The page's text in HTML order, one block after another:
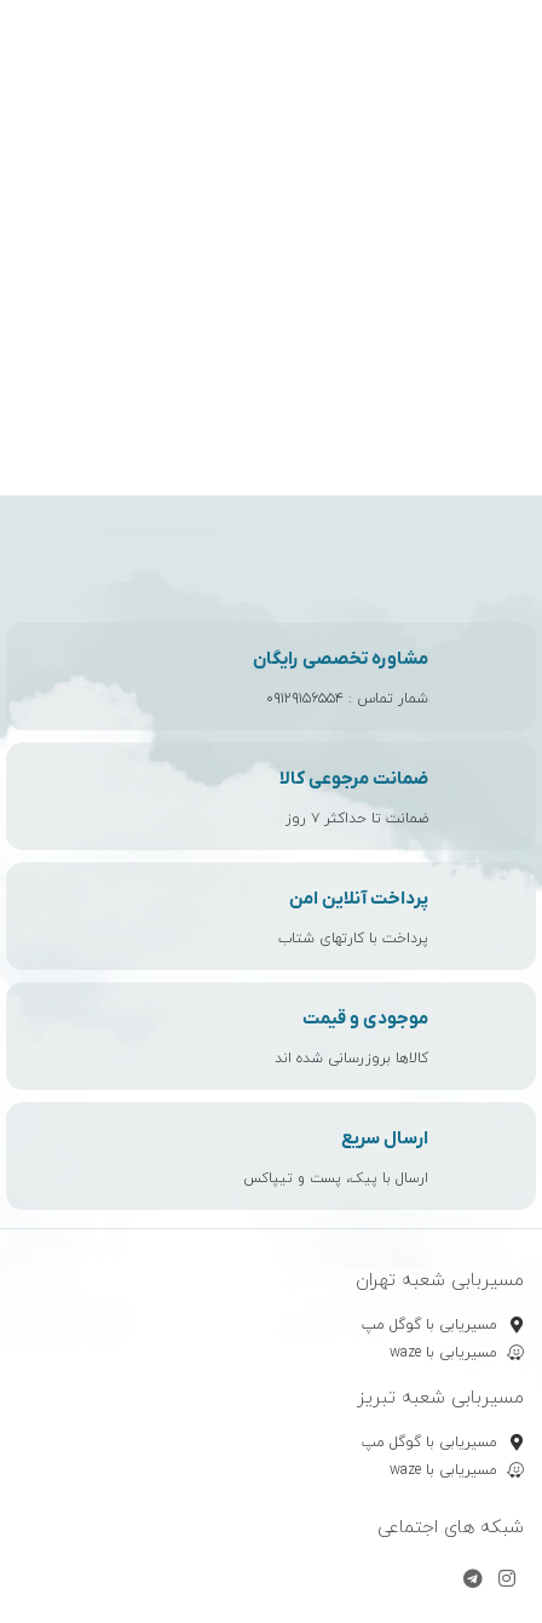
مشاوره تخصصی رایگان
شمار تماس : ۰۹۱۲۹۱۵۶۵۵۴
ضمانت مرجوعی کالا
ضمانت تا حداکثر ۷ روز
پرداخت آنلاین امن
پرداخت با کارتهای شتاب
موجودی و قیمت
کالاها بروزرسانی شده اند
ارسال سریع
ارسال با پیک، پست و تیپاکس
مسیربابی شعبه تهران
مسیریابی با گوگل مپ
مسیریابی با waze
مسیربابی شعبه تبریز
مسیریابی با گوگل مپ
مسیریابی با waze
شبکه های اجتماعی